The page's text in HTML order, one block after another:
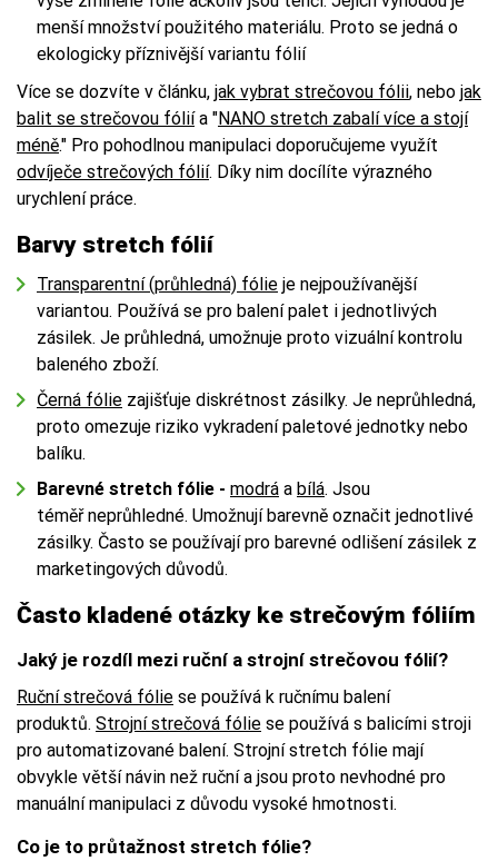
menší množství použitého materiálu. Proto se jedná o
ekologicky příznivější variantu fólií
Více se dozvíte v článku, jak vybrat strečovou fólii, nebo jak
balit se strečovou fóliía "NANO stretch zabalí více a stojí
méně." Pro pohodlnou manipulaci doporučujeme využít
odvíječe strečových fólií. Díky nim docílíte výrazného
urychlení práce.
Barvy stretch fólií
Transparentní (průhledná) fólie je nejpoužívanější
variantou. Používá se pro balení palet i jednotlivých
zásilek. Je průhledná, umožnuje proto vizuální kontrolu
baleného zboží.
Černá fólie zajišťuje diskrétnost zásilky. Je neprůhledná,
proto omezuje riziko vykradení paletové jednotky nebo
balíku.
Barevné stretch fólie - modrá a bílá. Jsou
téměř neprůhledné. Umožnují barevně označit jednotlivé
zásilky. Často se používají pro barevné odlišení zásilek z
marketingových důvodů.
Často kladené otázky ke strečovým fóliím
Jaký je rozdíl mezi ruční a strojní strečovou fólií?
Ruční strečová fólie se používá k ručnímu balení
produktů. Strojní strečová fólie se používá s balicími stroji
pro automatizované balení. Strojní stretch fólie mají
obvykle větší návin než ruční a jsou proto nevhodné pro
manuální manipulaci z důvodu vysoké hmotnosti.
Co je to průtažnost stretch fólie?